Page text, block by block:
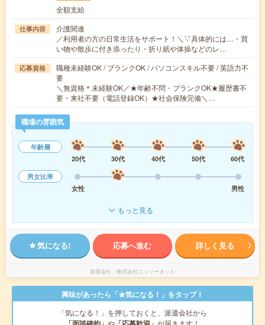
全額支給
仕事内容
介護関連
／利用者の方の日常生活をサポート！＼▽具体的には…・買
い物や散歩に付き添ったり・折り紙や体操などのレ…
応募資格
職種未経験OK / ブランクOK / パソコンスキル不要 / 英語力不
要
＼無資格＊未経験OK／★年齢不問・ブランクOK★履歴書不
要・来社不要（電話登録OK）★社会保険完備＼…
職場の雰囲気
年齢層
20代
30代 40代 50代
60代
男女比率
女性
男性
もっと見る
気になる! 応募へ進む 詳しく見る
派遣会社 株式会社ニッソーネット
興味があったら「★気になる！」をタップ！
「気になる！」を押しておくと、派遣会社から
や が届きます！